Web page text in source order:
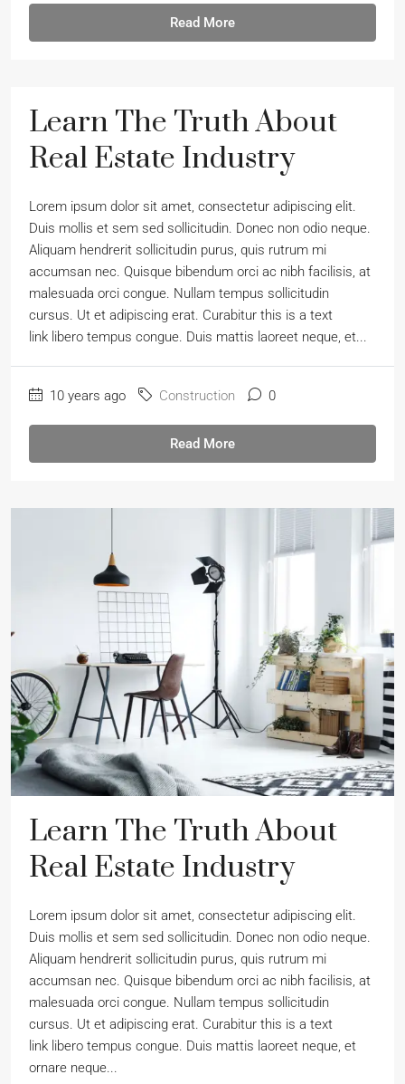
Read More
Learn The Truth About
Real Estate Industry
Lorem ipsum dolor sit amet, consectetur adipiscing elit.
Duis mollis et sem sed sollicitudin. Donec non odio neque.
Aliquam hendrerit sollicitudin purus, quis rutrum mi
accumsan nec. Quisque bibendum orci ac nibh facilisis, at
malesuada orci congue. Nullam tempus sollicitudin
cursus. Ut et adipiscing erat. Curabitur this is a text
link libero tempus congue. Duis mattis laoreet neque, et...
10 years ago Construction 0
Read More
Learn The Truth About
Real Estate Industry
Lorem ipsum dolor sit amet, consectetur adipiscing elit.
Duis mollis et sem sed sollicitudin. Donec non odio neque.
Aliquam hendrerit sollicitudin purus, quis rutrum mi
accumsan nec. Quisque bibendum orci ac nibh facilisis, at
malesuada orci congue. Nullam tempus sollicitudin
cursus. Ut et adipiscing erat. Curabitur this is a text
link libero tempus congue. Duis mattis laoreet neque, et
ornare neque...